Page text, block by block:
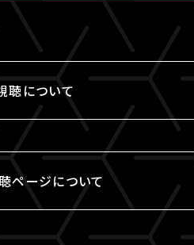
聴について
ページについて